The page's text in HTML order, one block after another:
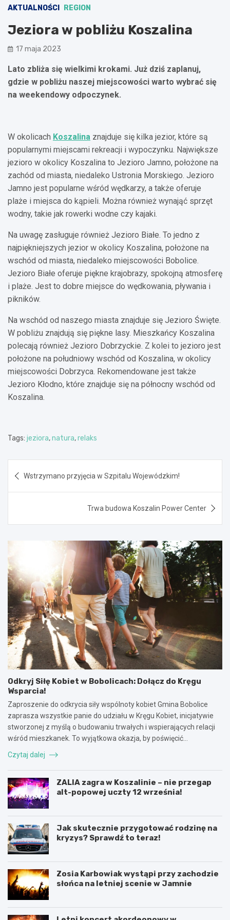
AKTUALNOŚCI REGION
Jeziora w pobliżu Koszalina
17 maja 2023
Lato zbliża się wielkimi krokami. Już dziś zaplanuj,
gdzie w pobliżu naszej miejscowości warto wybrać się
na weekendowy odpoczynek.
W okolicach Koszalina znajduje się kilka jezior, które są
popularnymi miejscami rekreacji i wypoczynku. Największe
jezioro w okolicy Koszalina to Jezioro Jamno, położone na
zachód od miasta, niedaleko Ustronia Morskiego. Jezioro
Jamno jest popularne wśród wędkarzy, a także oferuje
plaże i miejsca do kąpieli. Można również wynająć sprzęt
wodny, takie jak rowerki wodne czy kajaki.
Na uwagę zasługuje również Jezioro Białe. To jedno z
najpiękniejszych jezior w okolicy Koszalina, położone na
wschód od miasta, niedaleko miejscowości Bobolice.
Jezioro Białe oferuje piękne krajobrazy, spokojną atmosferę
i plaże. Jest to dobre miejsce do wędkowania, pływania i
pikników.
Na wschód od naszego miasta znajduje się Jezioro Święte.
W pobliżu znajdują się piękne lasy. Mieszkańcy Koszalina
polecają również Jezioro Dobrzyckie. Z kolei to jezioro jest
położone na południowy wschód od Koszalina, w okolicy
miejscowości Dobrzyca. Rekomendowane jest także
Jezioro Kłodno, które znajduje się na północny wschód od
Koszalina.
Tags: jeziora,natura,relaks
wpisu
Wstrzymano przyjęcia w Szpitalu Wojewódzkim!
Trwa budowa Koszalin Power Center
Odkryj Siłę Kobiet w Bobolicach: Dołącz do Kręgu
Wsparcia!
Zaproszenie do odkrycia siły wspólnoty kobiet Gmina Bobolice
zaprasza wszystkie panie do udziału w Kręgu Kobiet, inicjatywie
stworzonej z myślą o budowaniu trwałych i wspierających relacji
wśród mieszkanek. To wyjątkowa okazja, by poświęcić…
Czytaj dalej
ZALIA zagra w Koszalinie – nie przegap
alt-popowej uczty 12 września!
Jak skutecznie przygotować rodzinę na
kryzys? Sprawdź to teraz!
Zosia Karbowiak wystąpi przy zachodzie
słońca na letniej scenie w Jamnie